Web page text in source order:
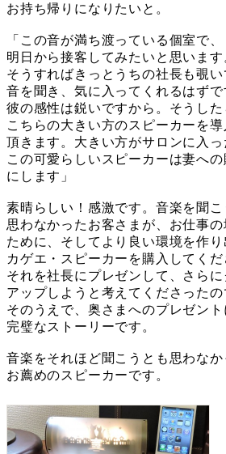
お持ち帰りになりたいと。
「この音が満ち渡っている個室で、
明日から接客してみたいと思います
そうすればきっとうちの社長も覗い
音を聞き、気に入ってくれるはずで
彼の感性は鋭いですから。そうした
こちらの大きい方のスピーカーを導
頂きます。大きい方がサロンに入っ
この可愛らしいスピーカーは妻への
にします」
素晴らしい！感激です。音楽を聞こ
思わなかったお客さまが、お仕事の
ために、そしてより良い環境を作り
カゲエ・スピーカーを購入してくだ
それを社長にプレゼンして、さらに
アップしようと考えてくださったの
そのうえで、奥さまへのプレゼント
完璧なストーリーです。
音楽をそれほど聞こうとも思わなか
お薦めのスピーカーです。